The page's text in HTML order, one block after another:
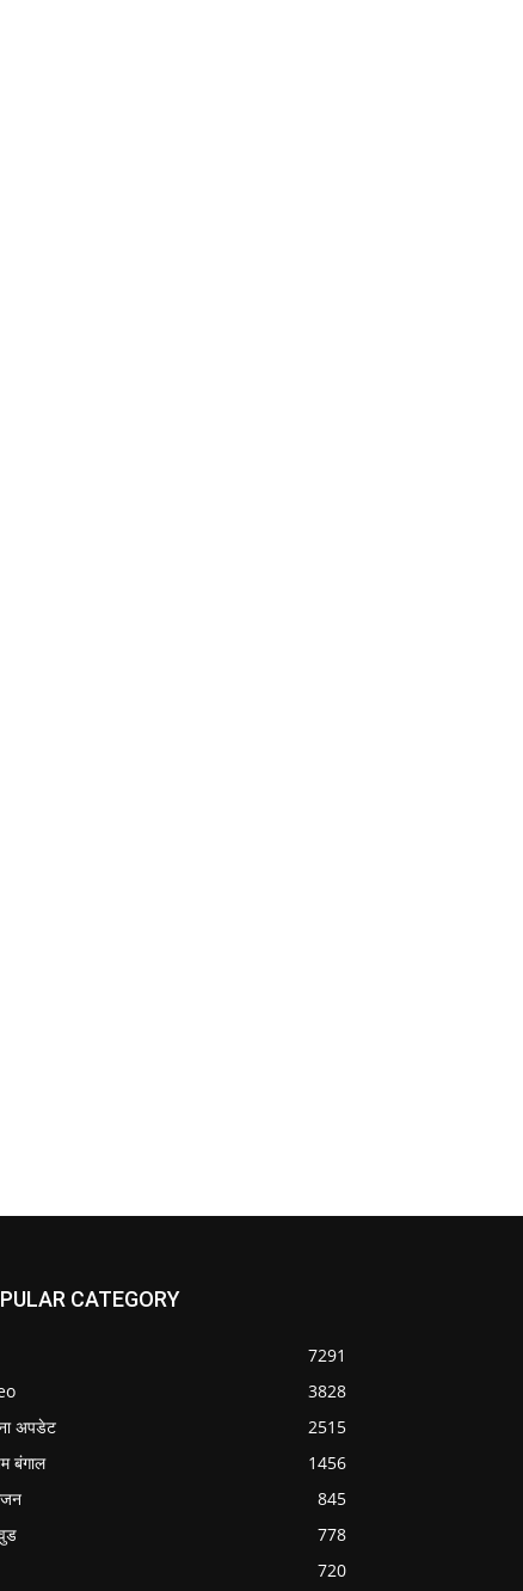
CATEGORY
7291
3828
अपडेट
2515
बंगाल
1456
845
778
720